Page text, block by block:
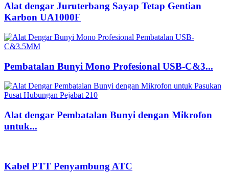
Alat dengar Juruterbang Sayap Tetap Gentian
Karbon UA1000F
Pembatalan Bunyi Mono Profesional USB-C&3...
Alat dengar Pembatalan Bunyi dengan Mikrofon
untuk...
Kabel PTT Penyambung ATC